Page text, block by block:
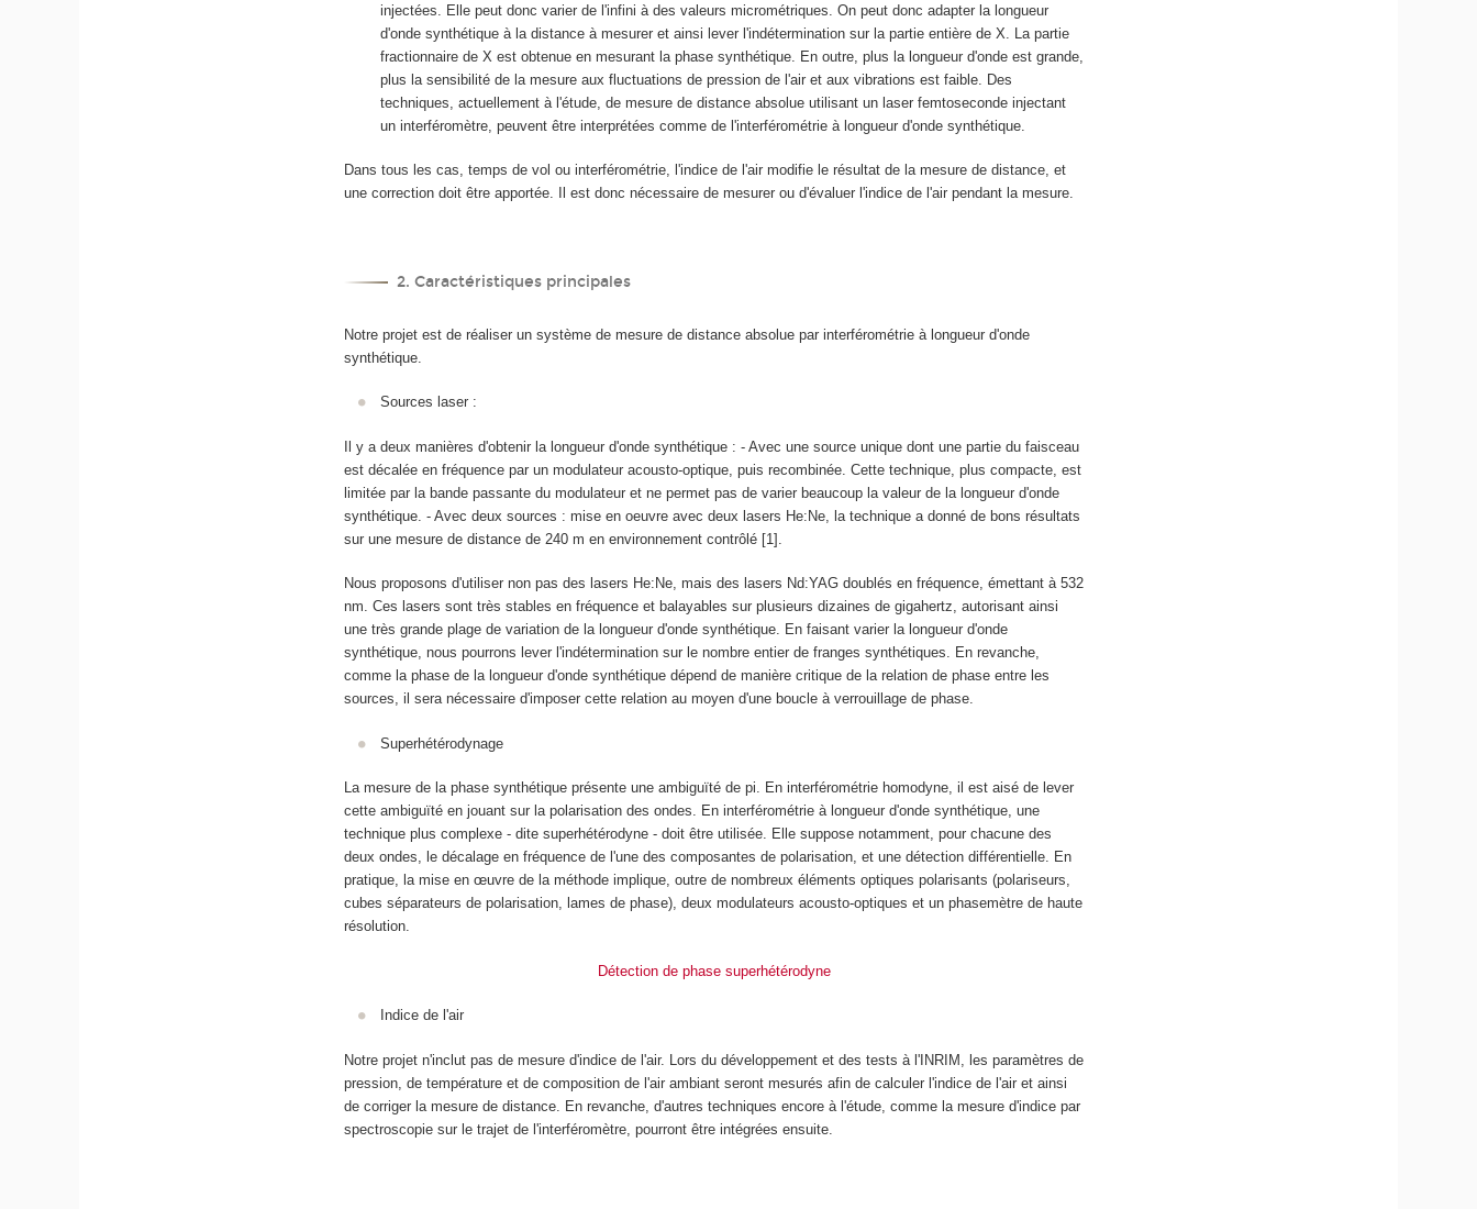
injectées. Elle peut donc varier de l'infini à des valeurs micrométriques. On peut donc adapter la longueur
d'onde synthétique à la distance à mesurer et ainsi lever l'indétermination sur la partie entière de X. La partie
fractionnaire de X est obtenue en mesurant la phase synthétique. En outre, plus la longueur d'onde est grande,
plus la sensibilité de la mesure aux fluctuations de pression de l'air et aux vibrations est faible. Des
techniques, actuellement à l'étude, de mesure de distance absolue utilisant un laser femtoseconde injectant
un interféromètre, peuvent être interprétées comme de l'interférométrie à longueur d'onde synthétique.
Dans tous les cas, temps de vol ou interférométrie, l'indice de l'air modifie le résultat de la mesure de distance, et
une correction doit être apportée. Il est donc nécessaire de mesurer ou d'évaluer l'indice de l'air pendant la mesure.
2. Caractéristiques principales
Notre projet est de réaliser un système de mesure de distance absolue par interférométrie à longueur d'onde
synthétique.
Sources laser :
Il y a deux manières d'obtenir la longueur d'onde synthétique : - Avec une source unique dont une partie du faisceau
est décalée en fréquence par un modulateur acousto-optique, puis recombinée. Cette technique, plus compacte, est
limitée par la bande passante du modulateur et ne permet pas de varier beaucoup la valeur de la longueur d'onde
synthétique. - Avec deux sources : mise en oeuvre avec deux lasers He:Ne, la technique a donné de bons résultats
sur une mesure de distance de 240 m en environnement contrôlé [1].
Nous proposons d'utiliser non pas des lasers He:Ne, mais des lasers Nd:YAG doublés en fréquence, émettant à 532
nm. Ces lasers sont très stables en fréquence et balayables sur plusieurs dizaines de gigahertz, autorisant ainsi
une très grande plage de variation de la longueur d'onde synthétique. En faisant varier la longueur d'onde
synthétique, nous pourrons lever l'indétermination sur le nombre entier de franges synthétiques. En revanche,
comme la phase de la longueur d'onde synthétique dépend de manière critique de la relation de phase entre les
sources, il sera nécessaire d'imposer cette relation au moyen d'une boucle à verrouillage de phase.
Superhétérodynage
La mesure de la phase synthétique présente une ambiguïté de pi. En interférométrie homodyne, il est aisé de lever
cette ambiguïté en jouant sur la polarisation des ondes. En interférométrie à longueur d'onde synthétique, une
technique plus complexe - dite superhétérodyne - doit être utilisée. Elle suppose notamment, pour chacune des
deux ondes, le décalage en fréquence de l'une des composantes de polarisation, et une détection différentielle. En
pratique, la mise en œuvre de la méthode implique, outre de nombreux éléments optiques polarisants (polariseurs,
cubes séparateurs de polarisation, lames de phase), deux modulateurs acousto-optiques et un phasemètre de haute
résolution.
Détection de phase superhétérodyne
Indice de l'air
Notre projet n'inclut pas de mesure d'indice de l'air. Lors du développement et des tests à l'INRIM, les paramètres de
pression, de température et de composition de l'air ambiant seront mesurés afin de calculer l'indice de l'air et ainsi
de corriger la mesure de distance. En revanche, d'autres techniques encore à l'étude, comme la mesure d'indice par
spectroscopie sur le trajet de l'interféromètre, pourront être intégrées ensuite.